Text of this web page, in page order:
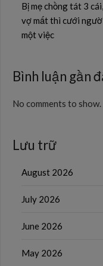
Bị mẹ chồng tát 3
vợ mất thì cưới
một việc
Bình luận gần
No comments to show.
Lưu trữ
August 2026
July 2026
June 2026
May 2026